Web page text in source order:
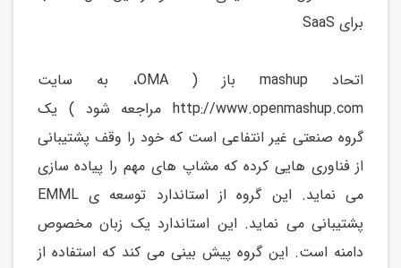
برای SaaS
اتحاد mashup باز ( OMA، به سایت
http://www.openmashup.com مراجعه شود ) یک
گروه صنعتی غیر انتفاعی است که خود را وقف پشتیبانی
از فناوری هایی کرده که مشاپ های مهم را پیاده سازی
می نماید. این گروه از استاندارد توسعه ی EMML
پشتیبانی می نماید. این استاندارد یک زبان مخصوص
دامنه است. این گروه پیش بینی می کند که استفاده از